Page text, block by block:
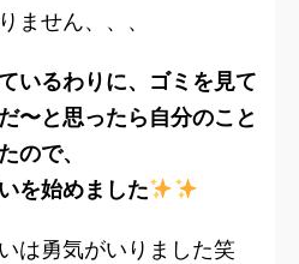
ません、、、
いるわりに、ゴミを見て
〜と思ったら自分のこと
ので、
を始めました
は勇気がいりました笑